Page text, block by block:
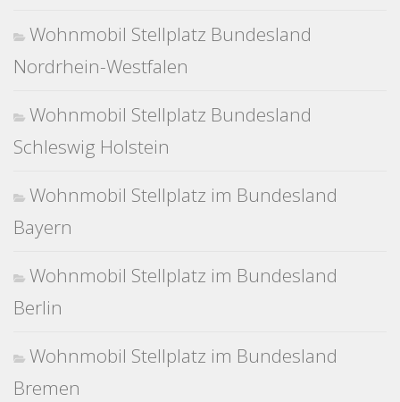
Wohnmobil Stellplatz Bundesland
Nordrhein-Westfalen
Wohnmobil Stellplatz Bundesland
Schleswig Holstein
Wohnmobil Stellplatz im Bundesland
Bayern
Wohnmobil Stellplatz im Bundesland
Berlin
Wohnmobil Stellplatz im Bundesland
Bremen